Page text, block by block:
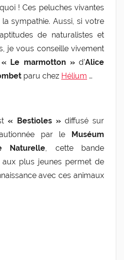
! Ces peluches vivantes
sympathie. Aussi, si votre
de naturalistes et
je vous conseille vivement
« Le marmotton »d’Alice
paru chez Hélium …
« Bestioles »diffusé sur
par le
Muséum
Naturelle, cette bande
aux plus jeunes permet de
avec ces animaux